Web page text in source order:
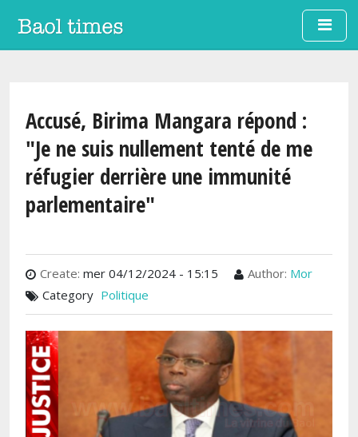
Aller au contenu principal
Accusé, Birima Mangara répond :
"Je ne suis nullement tenté de me
réfugier derrière une immunité
parlementaire"
Create: mer 04/12/2024 - 15:15 Author: Mor
Category Politique